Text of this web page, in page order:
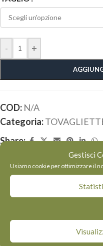
Gestisci
Usiamo cookie per ottimizzare il
- +
COD: N/A
Categoria:
Share:
Descrizione
Tovagliette di
personalizzate
alimentari:
le tue esigenze.